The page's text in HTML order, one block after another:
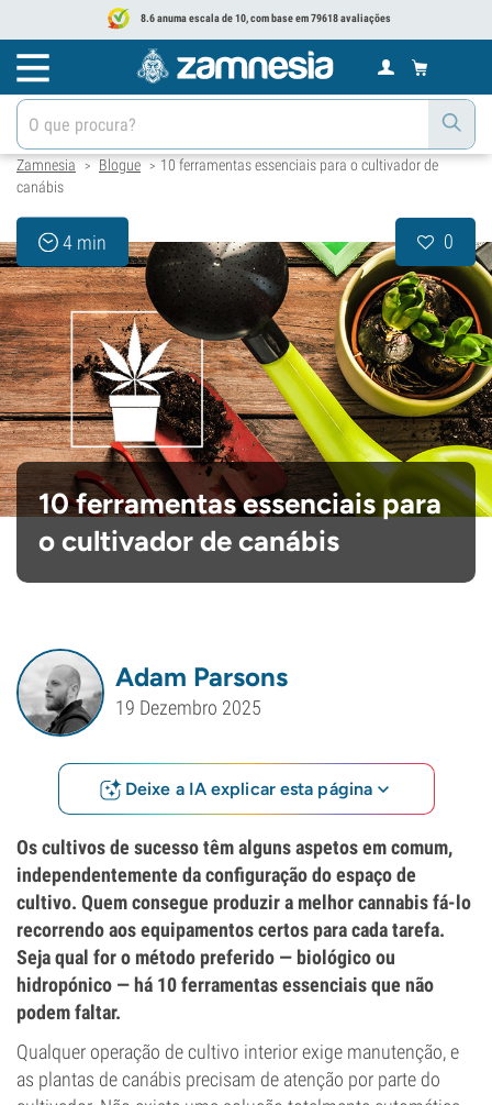
8.6 anuma escala de 10, com base em 79618 avaliações
Zamnesia > Blogue > 10 ferramentas essenciais para o cultivador de
canábis
4 min 0
10 ferramentas essenciais para
o cultivador de canábis
Adam Parsons
19 Dezembro 2025
Deixe a IA explicar esta página
Os cultivos de sucesso têm alguns aspetos em comum,
independentemente da configuração do espaço de
cultivo. Quem consegue produzir a melhor cannabis fá-lo
recorrendo aos equipamentos certos para cada tarefa.
Seja qual for o método preferido — biológico ou
hidropónico — há 10 ferramentas essenciais que não
podem faltar.
Qualquer operação de cultivo interior exige manutenção, e
as plantas de canábis precisam de atenção por parte do